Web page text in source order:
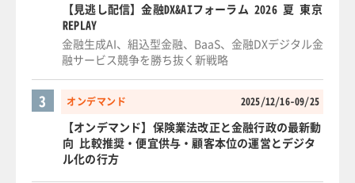
【見逃し配信】金融DX&AIフォーラム 2026 夏 東京
REPLAY
金融生成AI、組込型金融、BaaS、金融DXデジタル金
融サービス競争を勝ち抜く新戦略
オンデマンド 2025/12/16-09/25
3
【オンデマンド】保険業法改正と金融行政の最新動
向 比較推奨・便宜供与・顧客本位の運営とデジタ
ル化の行方